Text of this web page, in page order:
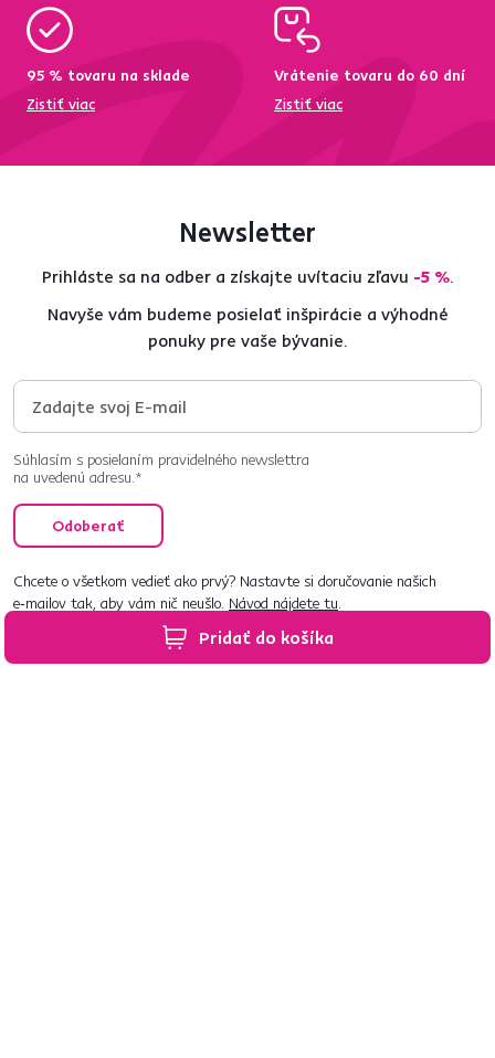
Pridať do košíka
95 % tovaru na sklade
Zistiť viac
Vrátenie tovaru do 60 dní
Zistiť viac
Newsletter
Prihláste sa na odber a získajte uvítaciu zľavu -5 %.
Navyše vám budeme posielať inšpirácie a výhodné
ponuky pre vaše bývanie.
Súhlasím s posielaním pravidelného newslettra
na uvedenú adresu.*
Odoberať
Chcete o všetkom vedieť ako prvý? Nastavte si doručovanie našich
e‑mailov tak, aby vám nič neušlo. Návod nájdete tu.